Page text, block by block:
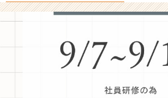
会
社
M
C
の